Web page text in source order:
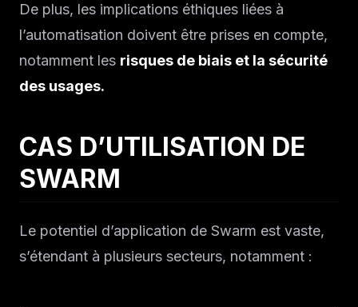
De plus, les implications éthiques liées à
l’automatisation doivent être prises en compte,
notamment les risques de biais et la sécurité
des usages.
CAS D’UTILISATION DE
SWARM
Le potentiel d’application de Swarm est vaste,
s’étendant à plusieurs secteurs, notamment :